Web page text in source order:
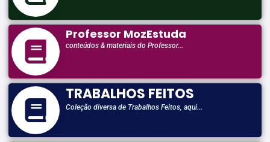
Professor MozEstuda
conteúdos & materiais do Professor...
TRABALHOS FEITOS
Coleção diversa de Trabalhos Feitos, aqui...